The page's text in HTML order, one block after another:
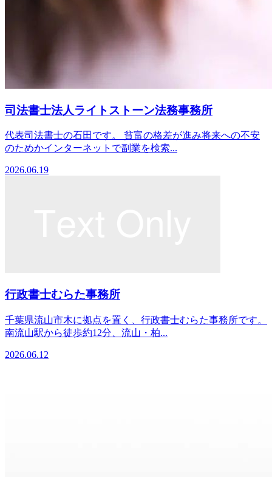
司法書士法人ライトストーン法務事務所
代表司法書士の石田です。 貧富の格差が進み将来への不安
のためかインターネットで副業を検索...
2026.06.19
行政書士むらた事務所
千葉県流山市木に拠点を置く、行政書士むらた事務所です。
南流山駅から徒歩約12分、流山・柏...
2026.06.12